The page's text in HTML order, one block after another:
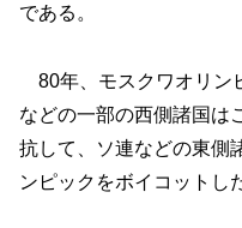
である。
80年、モスクワオリン
などの一部の西側諸国は
抗して、ソ連などの東側
ンピックをボイコットし